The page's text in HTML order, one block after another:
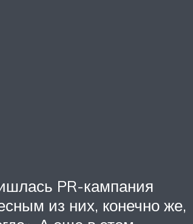
PR-кампания
из них, конечно же,